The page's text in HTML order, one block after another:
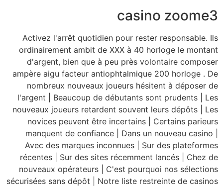
Activez l'arrêt
ordinairement
d'argent, bien
ampère aigu facteur
nombreux
l'argent |
nouveaux joueurs
novices peuvent
manquent de
Avec des
récentes | Sur des
nouveaux
sécurisées sans